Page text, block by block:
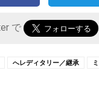
で
へレディタリー／継承